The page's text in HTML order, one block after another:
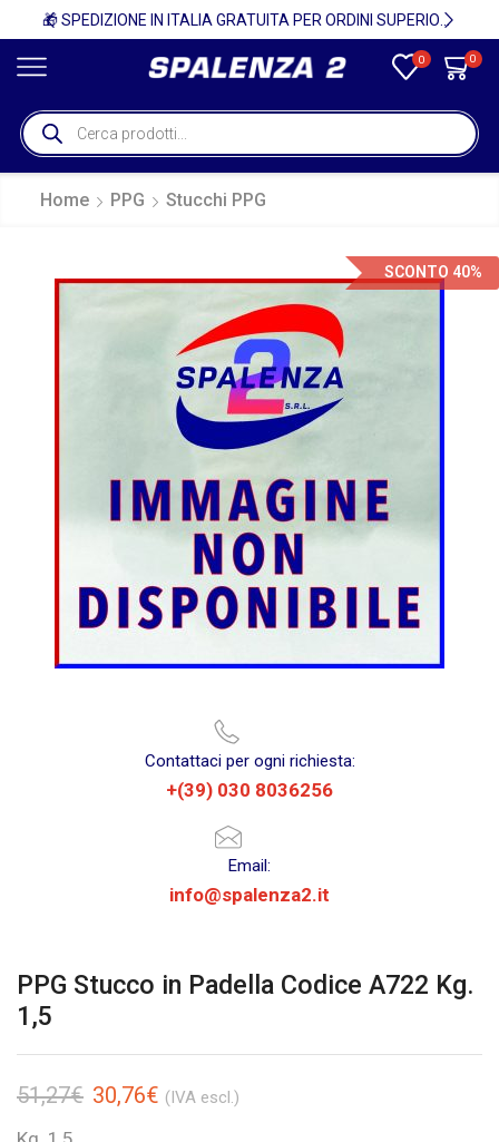
🎁 SPEDIZIONE IN ITALIA GRATUITA PER ORDINI SUPERIORI A 750€ + IVA 🎁
0 0
Home PPG Stucchi PPG
SCONTO 40%
Contattaci per ogni richiesta:
+(39) 030 8036256
Email:
info@spalenza2.it
PPG Stucco in Padella Codice A722 Kg.
1,5
51,27€ 30,76€ (IVA escl.)